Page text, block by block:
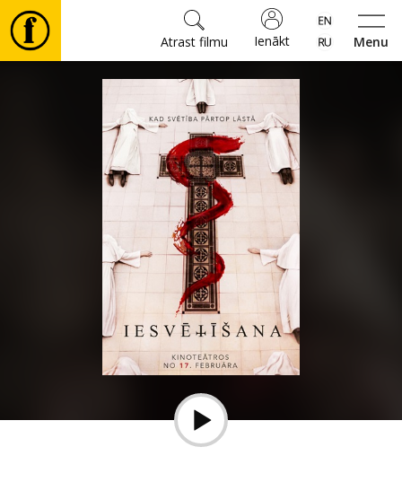
Menu
Ienākt
Atrast filmu
Pasākumi